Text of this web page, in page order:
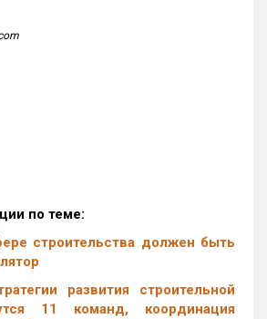
по теме:
строительства должен быть
развития строительной
11 команд, координация